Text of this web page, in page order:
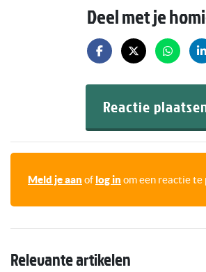
Deel met je
Reactie
Meld je aan of log in om een reactie te
Relevante artikelen